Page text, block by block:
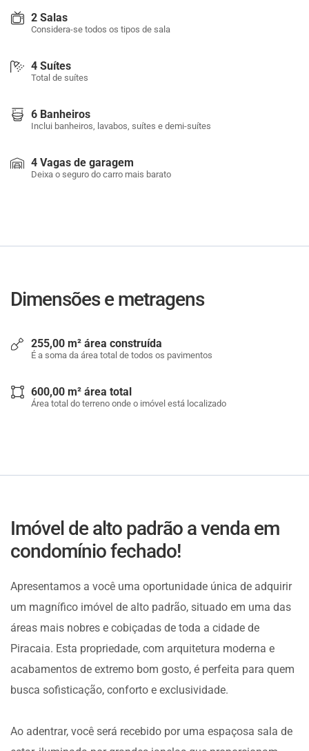
2 Salas
Considera-se todos os tipos de sala
4 Suítes
Total de suítes
6 Banheiros
Inclui banheiros, lavabos, suítes e demi-suítes
4 Vagas de garagem
Deixa o seguro do carro mais barato
Dimensões e metragens
255,00 m² área construída
É a soma da área total de todos os pavimentos
600,00 m² área total
Área total do terreno onde o imóvel está localizado
Imóvel de alto padrão a venda em
condomínio fechado!
Apresentamos a você uma oportunidade única de adquirir
um magnífico imóvel de alto padrão, situado em uma das
áreas mais nobres e cobiçadas de toda a cidade de
Piracaia. Esta propriedade, com arquitetura moderna e
acabamentos de extremo bom gosto, é perfeita para quem
busca sofisticação, conforto e exclusividade.
Ao adentrar, você será recebido por uma espaçosa sala de